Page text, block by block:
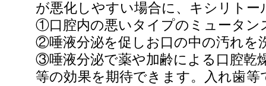
が悪化しやすい場合に、キシリトー
①口腔内の悪いタイプのミュータン
②唾液分泌を促しお口の中の汚れを
③唾液分泌で薬や加齢による口腔乾
等の効果を期待できます。入れ歯